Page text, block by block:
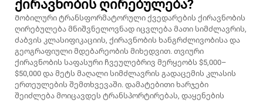
ქირავნობის ღირებულება?
Მობილური ტრანსფორმატორული ქვედარების ქირავნობის
ღირებულება მნიშვნელოვნად იცვლება მათი სიმძლავრის,
ძაბვის კლასიფიკაციის, ქირავნობის ხანგრძლივობისა და
გეოგრაფიული მდებარეობის მიხედვით. თვიური
ქირავნობის საფასური ჩვეულებრივ მერყეობს $5,000–
$50,000 და მეტს მაღალი სიმძლავრის გადაცემის კლასის
ერთეულების შემთხვევაში. დამატებითი ხარჯები
შეიძლება მოიცავდეს ტრანსპორტირებას, დაყენების